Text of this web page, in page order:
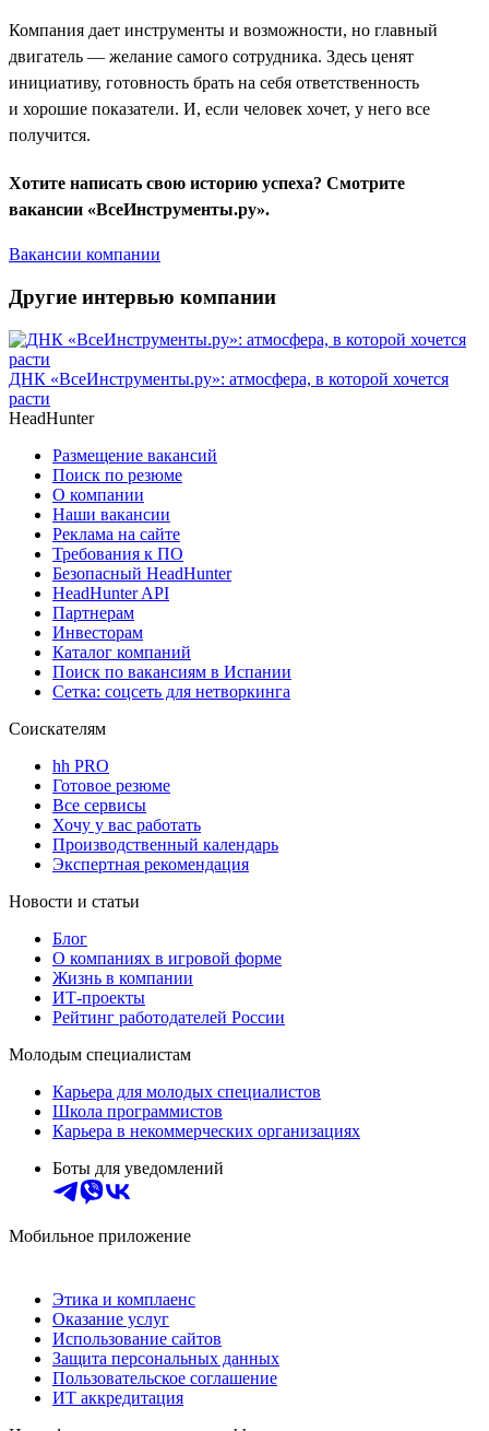
Компания дает инструменты и возможности, но главный
двигатель — желание самого сотрудника. Здесь ценят
инициативу, готовность брать на себя ответственность
и хорошие показатели. И, если человек хочет, у него все
получится.
Хотите написать свою историю успеха? Смотрите
вакансии «ВсеИнструменты.ру».
Вакансии компании
Другие интервью компании
ДНК «ВсеИнструменты.ру»: атмосфера, в которой хочется
расти
HeadHunter
Размещение вакансий
Поиск по резюме
О компании
Наши вакансии
Реклама на сайте
Требования к ПО
Безопасный HeadHunter
HeadHunter API
Партнерам
Инвесторам
Каталог компаний
Поиск по вакансиям в Испании
Сетка: соцсеть для нетворкинга
Соискателям
hh PRO
Готовое резюме
Все сервисы
Хочу у вас работать
Производственный календарь
Экспертная рекомендация
Новости и статьи
Блог
О компаниях в игровой форме
Жизнь в компании
ИТ-проекты
Рейтинг работодателей России
Молодым специалистам
Карьера для молодых специалистов
Школа программистов
Карьера в некоммерческих организациях
Боты для уведомлений
Мобильное приложение
Этика и комплаенс
Оказание услуг
Использование сайтов
Защита персональных данных
Пользовательское соглашение
ИТ аккредитация